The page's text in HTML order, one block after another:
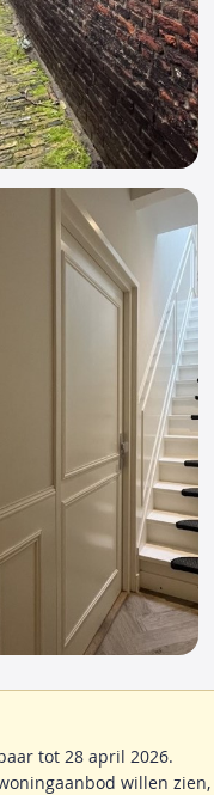
tot 28 april 2026.
willen zien,